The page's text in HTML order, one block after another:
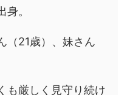
。
（21歳）、妹さん
も厳しく見守り続け